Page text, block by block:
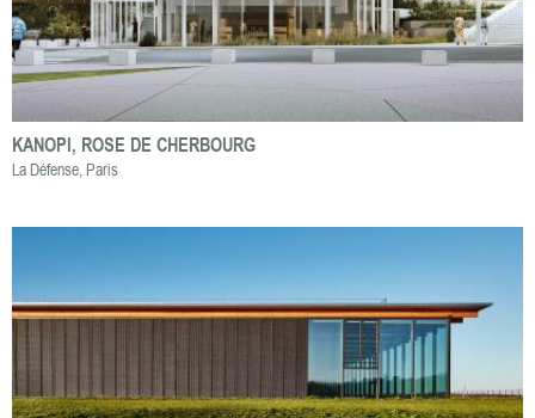
KANOPI, ROSE DE CHERBOURG
La Défense, Paris